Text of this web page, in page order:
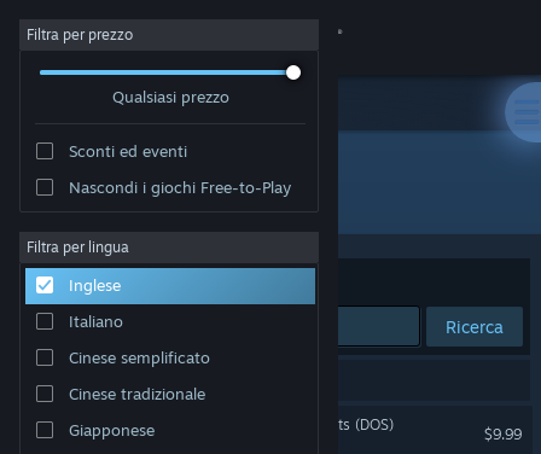
Accedi
Informazioni
Assistenza
Cambia la lingua
Ottieni l'app mobile di Steam
Filtra per prezzo
Qualsiasi prezzo
Sconti ed eventi
Nascondi i giochi Free-to-Play
Filtra per lingua
Inglese
Italiano
Cinese semplificato
Cinese tradizionale
Giapponese
Sviluppatore: 8-Bit Productions, LLC
Ordina per Rilevanza
Ricerca
Attack of the PETSCII Robots (DOS)
$9.99